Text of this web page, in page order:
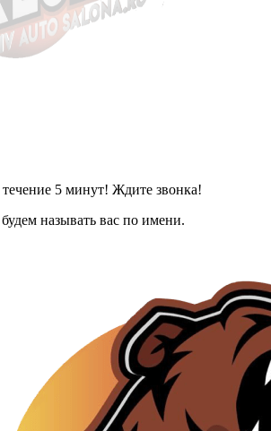
5 минут! Ждите звонка!
называть вас по имени.